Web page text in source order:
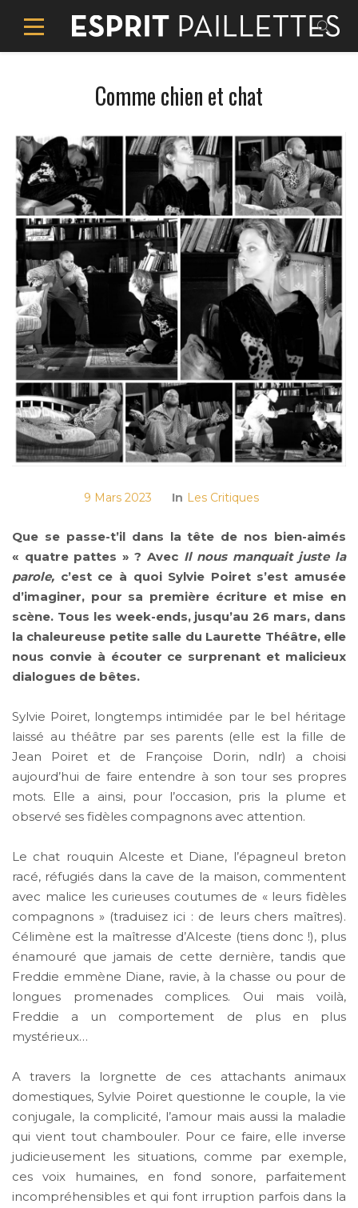
Comme chien et chat
9 Mars 2023 In Les Critiques
Que se passe-t’il dans la tête de nos bien-aimés
« quatre pattes » ? Avec Il nous manquait juste la
parole, c’est ce à quoi Sylvie Poiret s’est amusée
d’imaginer, pour sa première écriture et mise en
scène. Tous les week-ends, jusqu’au 26 mars, dans
la chaleureuse petite salle du Laurette Théâtre, elle
nous convie à écouter ce surprenant et malicieux
dialogues de bêtes.
Sylvie Poiret, longtemps intimidée par le bel héritage
laissé au théâtre par ses parents (elle est la fille de
Jean Poiret et de Françoise Dorin, ndlr) a choisi
aujourd’hui de faire entendre à son tour ses propres
mots. Elle a ainsi, pour l’occasion, pris la plume et
observé ses fidèles compagnons avec attention.
Le chat rouquin Alceste et Diane, l’épagneul breton
racé, réfugiés dans la cave de la maison, commentent
avec malice les curieuses coutumes de « leurs fidèles
compagnons » (traduisez ici : de leurs chers maîtres).
Célimène est la maîtresse d’Alceste (tiens donc !), plus
énamouré que jamais de cette dernière, tandis que
Freddie emmène Diane, ravie, à la chasse ou pour de
longues promenades complices. Oui mais voilà,
Freddie a un comportement de plus en plus
mystérieux…
A travers la lorgnette de ces attachants animaux
domestiques, Sylvie Poiret questionne le couple, la vie
conjugale, la complicité, l’amour mais aussi la maladie
qui vient tout chambouler. Pour ce faire, elle inverse
judicieusement les situations, comme par exemple,
ces voix humaines, en fond sonore, parfaitement
incompréhensibles et qui font irruption parfois dans la